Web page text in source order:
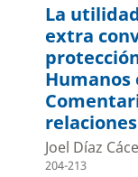
La
extra
Joel Díaz
204-213